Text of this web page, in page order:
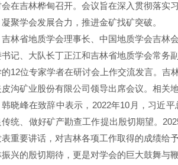
在吉林桦甸召开。会议旨在深入贯彻落实
聚学会发展合力，推进金矿找矿突破。
吉林省地质学会理事长、中国地质学会吉林
书记、大队长丁正江和吉林省地质学会常务
的12位专家学者在研讨会上作交流发言。吉
皮沟矿业股份有限公司领导出席会议。相关
韩晓峰在致辞中表示，2022年10月，习近
传统、做好矿产勘查工作提出殷切期望。
重要讲话，对吉林各项工作取得的成绩给
兴的殷切期待，更是对学会的巨大鼓舞与